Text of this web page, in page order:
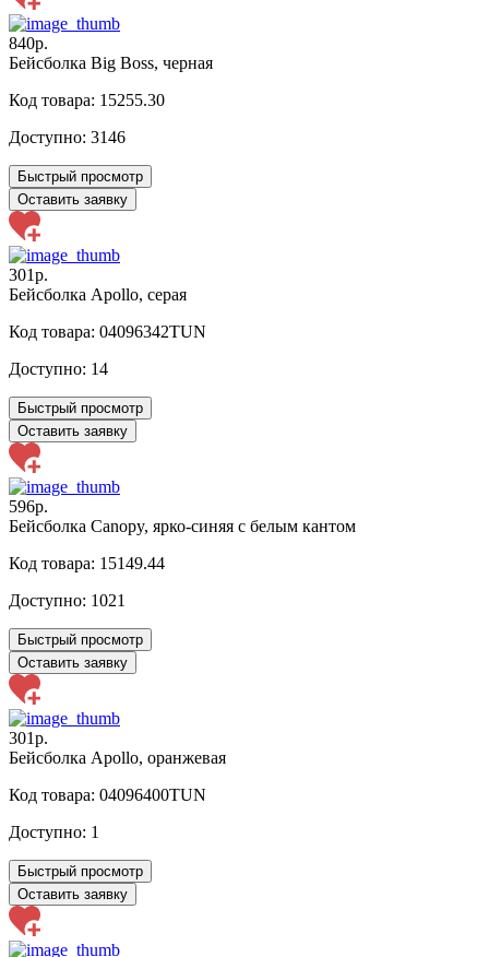
840р.
Бейсболка Big Boss, черная
Код товара: 15255.30
Доступно: 3146
Быстрый просмотр
Оставить заявку
301р.
Бейсболка Apollo, серая
Код товара: 04096342TUN
Доступно: 14
Быстрый просмотр
Оставить заявку
596р.
Бейсболка Canopy, ярко-синяя с белым кантом
Код товара: 15149.44
Доступно: 1021
Быстрый просмотр
Оставить заявку
301р.
Бейсболка Apollo, оранжевая
Код товара: 04096400TUN
Доступно: 1
Быстрый просмотр
Оставить заявку